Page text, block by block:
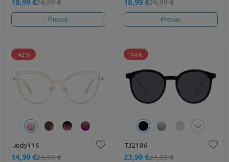
28,99 €
Provar
25,99 €
Provar
-42%
Judy116
14,99 €25,99 €
-14%
TJ2186
23,99 €27,99 €